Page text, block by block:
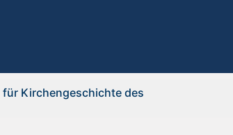
Kirchengeschichte des